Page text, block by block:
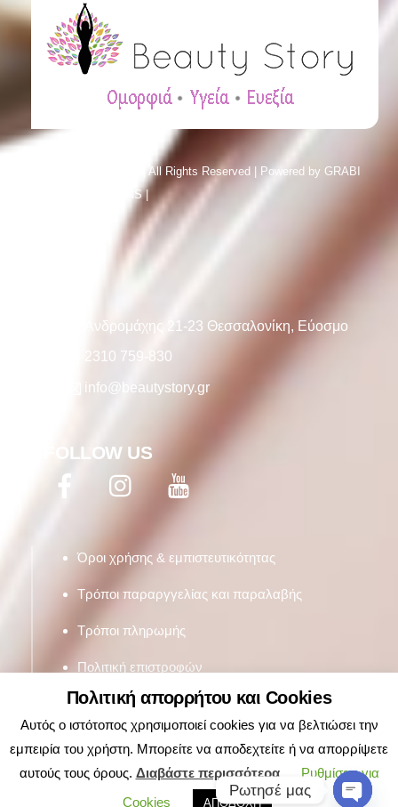
© Beauty Story 2023 | All Rights Reserved | Powered by GRABI
SMART SOLUTIONS |
Ανδρομάχης 21-23 Θεσσαλονίκη, Εύοσμο
2310 759-830
info@beautystory.gr
FOLLOW US
Facebook Twitter
Όροι χρήσης & εμπιστευτικότητας
Τρόποι παραργγελίας και παραλαβής
Τρόποι πληρωμής
Πολιτική επιστροφών
Πολιτική απορρήτου και Cookies
Αυτός ο ιστότοπος χρησιμοποιεί cookies για να βελτιώσει την
εμπειρία του χρήστη. Μπορείτε να αποδεχτείτε ή να απορρίψετε
αυτούς τους όρους. Διαβάστε περισσότερα
Ρυθμίσεις για
Cookies
ΑΠΟΔΟΧΗ
Ρωτησέ μας